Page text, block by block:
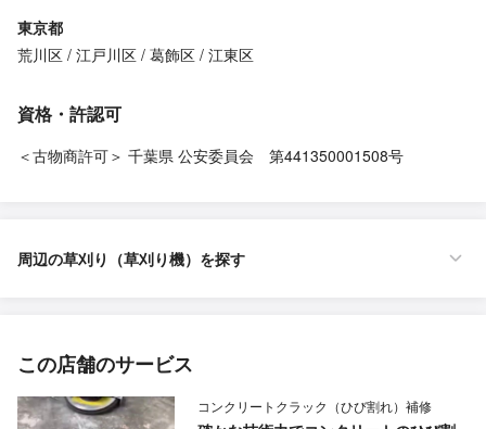
東京都
荒川区 江戸川区 葛飾区 江東区
資格・許認可
＜古物商許可＞ 千葉県 公安委員会 第441350001508号
周辺の草刈り（草刈り機）を探す
この店舗のサービス
コンクリートクラック（ひび割れ）補修